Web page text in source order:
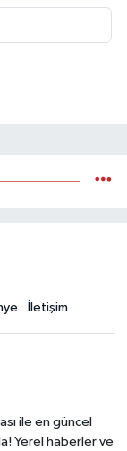
İletişim
ile en güncel
Yerel haberler ve